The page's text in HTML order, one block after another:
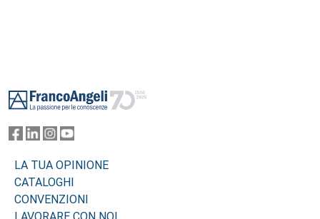
LA TUA OPINIONE
CATALOGHI
CONVENZIONI